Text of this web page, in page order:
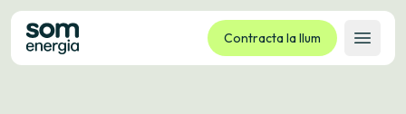
Contracta la llum
Obrir